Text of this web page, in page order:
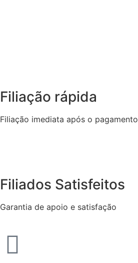
Filiação rápida
Filiação imediata após o pagamento
Filiados Satisfeitos
Garantia de apoio e satisfação